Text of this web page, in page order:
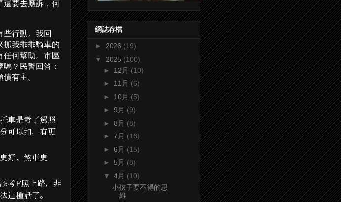
還要去應訴，何
些行動。我回
抓我乖乖騎車的
任何幫助。市區
？民警回答：
有主。
車是考了駕照
可以扣，有更
好、煞車更
考F照上路，非
這種話了。
網誌存檔
► 2026 (19)
▼ 2025 (100)
► 12月 (10)
► 11月 (6)
► 10月 (5)
► 9月 (9)
► 8月 (8)
► 7月 (16)
► 6月 (15)
► 5月 (8)
▼ 4月 (10)
小孩子要不得的思
維